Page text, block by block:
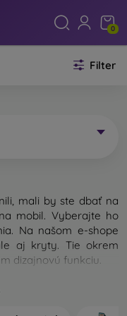
0
Filter
mali by ste dbať na
mobil. Vyberajte ho
Na našom e-shope
aj kryty. Tie okrem
dizajnovú funkciu.
kryt. Je určený na
kryty na mobil sa